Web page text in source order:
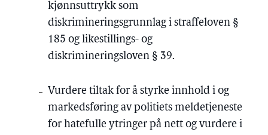
kjønnsuttrykk som
diskrimineringsgrunnlag i straffeloven §
185 og likestillings- og
diskrimineringsloven § 39.
Vurdere tiltak for å styrke innhold i og
markedsføring av politiets meldetjeneste
for hatefulle ytringer på nett og vurdere i